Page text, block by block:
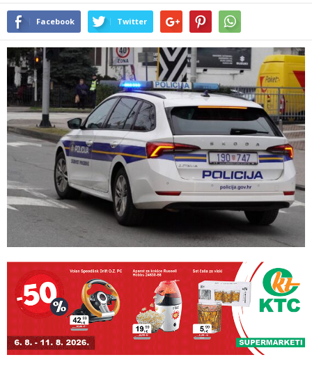
Facebook Twitter